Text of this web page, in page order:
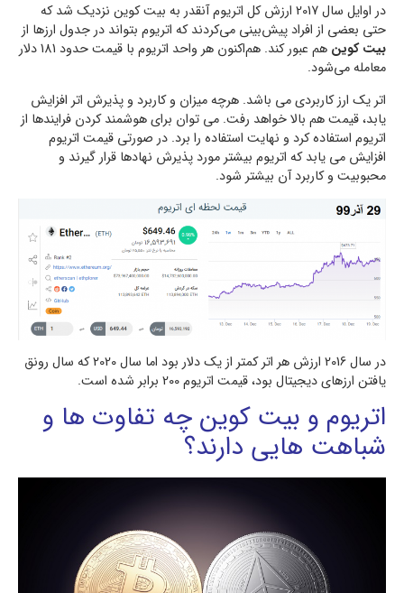
در اوایل سال 2017 ارزش کل اتریوم آنقدر به بیت کوین نزدیک شد که
حتی بعضی از افراد پیش‌بینی می‌کردند که اتریوم بتواند در جدول ارزها از
بیت کوین
هم عبور کند. هم‌اکنون هر واحد اتریوم با قیمت حدود 181 دلار
معامله می‌شود.
اتر یک ارز کاربردی می باشد. هرچه میزان و کاربرد و پذیرش اتر افزایش
یابد، قیمت هم بالا خواهد رفت. می توان برای هوشمند کردن فرایندها از
اتریوم استفاده کرد و نهایت استفاده را برد. در صورتی قیمت اتریوم
افزایش می یابد که اتریوم بیشتر مورد پذیرش نهادها قرار گیرند و
محبوبیت و کاربرد آن بیشتر شود.
در سال 2016 ارزش هر اتر کمتر از یک دلار بود اما سال 2020 که سال رونق
یافتن ارزهای دیجیتال بود، قیمت اتریوم 200 برابر شده است.
اتریوم و بیت کوین چه تفاوت ها و
شباهت هایی دارند؟